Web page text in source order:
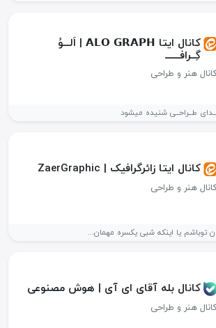
کانال ایتا 𝗔𝗟𝗢 𝗚𝗥𝗔𝗣𝗛 | اَلـــوُ
گِــرافـــــــ
هنر و طراحی
صــدای طــراحــی شنیده میشود
کانال ایتا زائرگرافیک | ZaerGraphic
هنر و طراحی
توباشم یا اینکه شبی یکسره مهمان...
کانال بله آقای ای آی | هوش مصنوعی
هنر و طراحی